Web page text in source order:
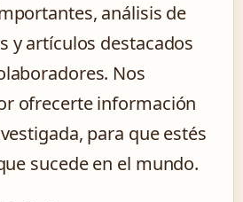
análisis de
y artículos destacados
Nos
ofrecerte información
para que estés
sucede en el mundo.